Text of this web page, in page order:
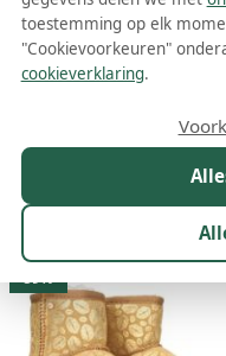
Bruine Mexx
Meer lezen
15 resultaten:
59%
toestemming op elk
"Cookievoorkeuren"
cookieverklaring.